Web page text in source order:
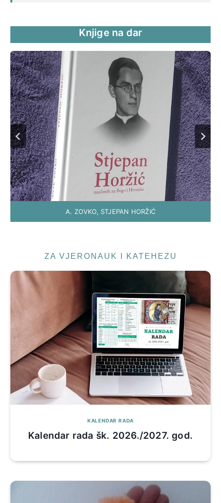
Knjige na dar
A. ZOVKO, STJEPAN HORŽIĆ
ZA VJERONAUK I KATEHEZU
KALENDAR RADA
Kalendar rada šk. 2026./2027. god.